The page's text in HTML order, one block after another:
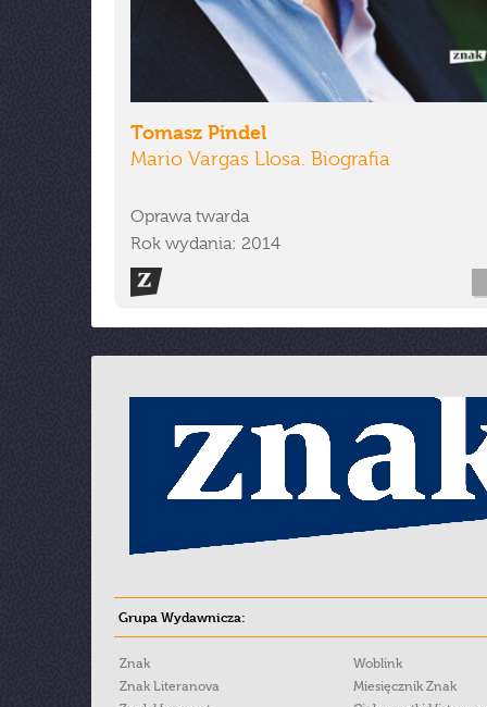
Tomasz Pindel
Mario Vargas Llosa. Biografia
Oprawa twarda
Rok wydania: 2014
Grupa Wydawnicza:
Znak
Znak Literanova
Woblink
Miesięcznik Znak